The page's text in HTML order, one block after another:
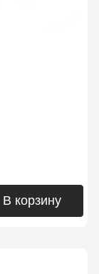
В корзину